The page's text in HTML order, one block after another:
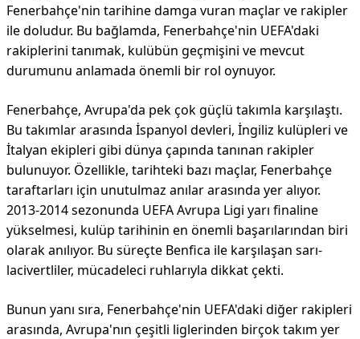
Fenerbahçe'nin tarihine damga vuran maçlar ve rakipler
ile doludur. Bu bağlamda, Fenerbahçe'nin UEFA'daki
rakiplerini tanımak, kulübün geçmişini ve mevcut
durumunu anlamada önemli bir rol oynuyor.
Fenerbahçe, Avrupa'da pek çok güçlü takımla karşılaştı.
Bu takımlar arasında İspanyol devleri, İngiliz kulüpleri ve
İtalyan ekipleri gibi dünya çapında tanınan rakipler
bulunuyor. Özellikle, tarihteki bazı maçlar, Fenerbahçe
taraftarları için unutulmaz anılar arasında yer alıyor.
2013-2014 sezonunda UEFA Avrupa Ligi yarı finaline
yükselmesi, kulüp tarihinin en önemli başarılarından biri
olarak anılıyor. Bu süreçte Benfica ile karşılaşan sarı-
lacivertliler, mücadeleci ruhlarıyla dikkat çekti.
Bunun yanı sıra, Fenerbahçe'nin UEFA'daki diğer rakipleri
arasında, Avrupa'nın çeşitli liglerinden birçok takım yer